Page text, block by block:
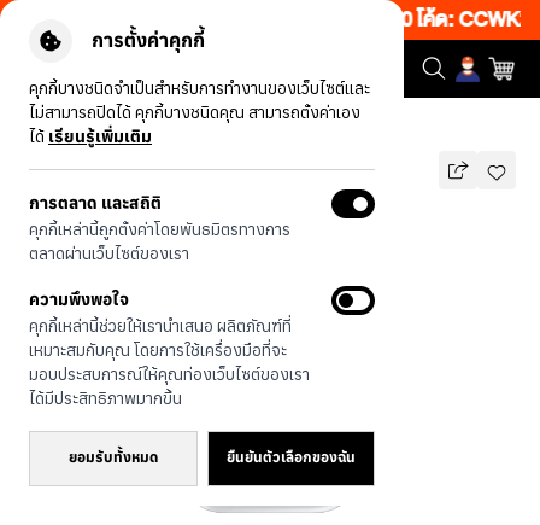
การตั้งค่าคุกกี้
คุกกี้บางชนิดจำเป็นสำหรับการทำงานของเว็บไซต์และ
ไม่สามารถปิดได้ คุกกี้บางชนิดคุณ สามารถตั้งค่าเอง
ได้ เรียนรู้เพิ่มเติม
การตลาด และสถิติ
คุกกี้เหล่านี้ถูกตั้งค่าโดยพันธมิตรทางการ
ตลาดผ่านเว็บไซต์ของเรา
ความพึงพอใจ
คุกกี้เหล่านี้ช่วยให้เรานำเสนอ ผลิตภัณฑ์ที่
เหมาะสมกับคุณ โดยการใช้เครื่องมือที่จะ
มอบประสบการณ์ให้คุณท่องเว็บไซต์ของเรา
ได้มีประสิทธิภาพมากขึ้น
ยอมรับทั้งหมด ยืนยันตัวเลือกของฉัน
ว็บ 50% เพียงช้อป 1 ชิ้น เริ่มคืนนี้ 20.00-23.00 โค้ด: CCWK2|
รุ่นทั้งหมด Kakao Cosmic Pattern
Kakao Cosmic Pattern
590 บาท
ประหยัดไป 200
🔥 ลด 200.- ขั้นต่ำ 1,000.- โค้ด:
EOSS200